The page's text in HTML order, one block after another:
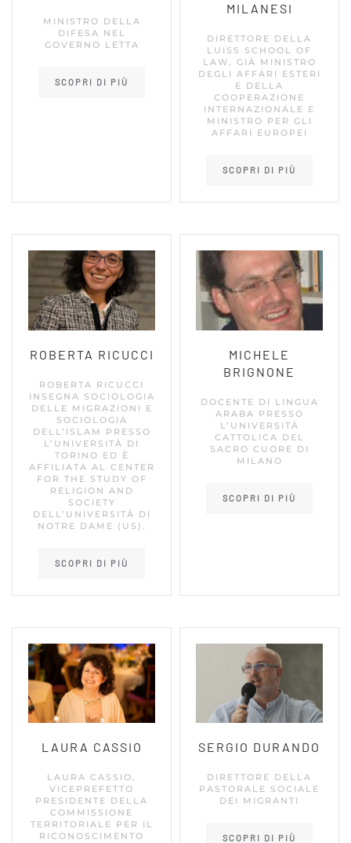
MINISTRO DELLA
DIFESA NEL
GOVERNO LETTA
SCOPRI DI PIÙ
MILANESI
DIRETTORE DELLA
LUISS SCHOOL OF
LAW, GIÀ MINISTRO
DEGLI AFFARI ESTERI
E DELLA
COOPERAZIONE
INTERNAZIONALE E
MINISTRO PER GLI
AFFARI EUROPEI
SCOPRI DI PIÙ
ROBERTA RICUCCI
ROBERTA RICUCCI
INSEGNA SOCIOLOGIA
DELLE MIGRAZIONI E
SOCIOLOGIA
DELL’ISLAM PRESSO
L’UNIVERSITÀ DI
TORINO ED È
AFFILIATA AL CENTER
FOR THE STUDY OF
RELIGION AND
SOCIETY
DELL’UNIVERSITÀ DI
NOTRE DAME (US).
SCOPRI DI PIÙ
MICHELE
BRIGNONE
DOCENTE DI LINGUA
ARABA PRESSO
L’UNIVERSITÀ
CATTOLICA DEL
SACRO CUORE DI
MILANO
SCOPRI DI PIÙ
LAURA CASSIO
LAURA CASSIO,
VICEPREFETTO
PRESIDENTE DELLA
COMMISSIONE
TERRITORIALE PER IL
RICONOSCIMENTO
SERGIO DURANDO
DIRETTORE DELLA
PASTORALE SOCIALE
DEI MIGRANTI
SCOPRI DI PIÙ